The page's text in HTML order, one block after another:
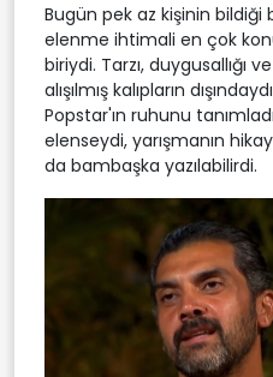
Bugün pek az kişinin bildiği
elenme ihtimali en çok
biriydi. Tarzı, duygusallığı
alışılmış kalıpların
Popstar'ın ruhunu
elenseydi, yarışmanın
da bambaşka yazılabilirdi.